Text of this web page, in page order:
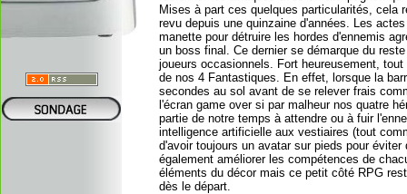
Mises à part ces quelques particularités, cela
revu depuis une quinzaine d'années. Les
manette pour détruire les hordes d'ennemis
un boss final. Ce dernier se démarque du
joueurs occasionnels. Fort heureusement,
de nos 4 Fantastiques. En effet, lorsque la
secondes au sol avant de se relever frais
l'écran game over si par malheur nos quatre
partie de notre temps à attendre ou à fuir
intelligence artificielle aux vestiaires (tout
d'avoir toujours un avatar sur pieds pour
également améliorer les compétences de
éléments du décor mais ce petit côté RPG
dès le départ.